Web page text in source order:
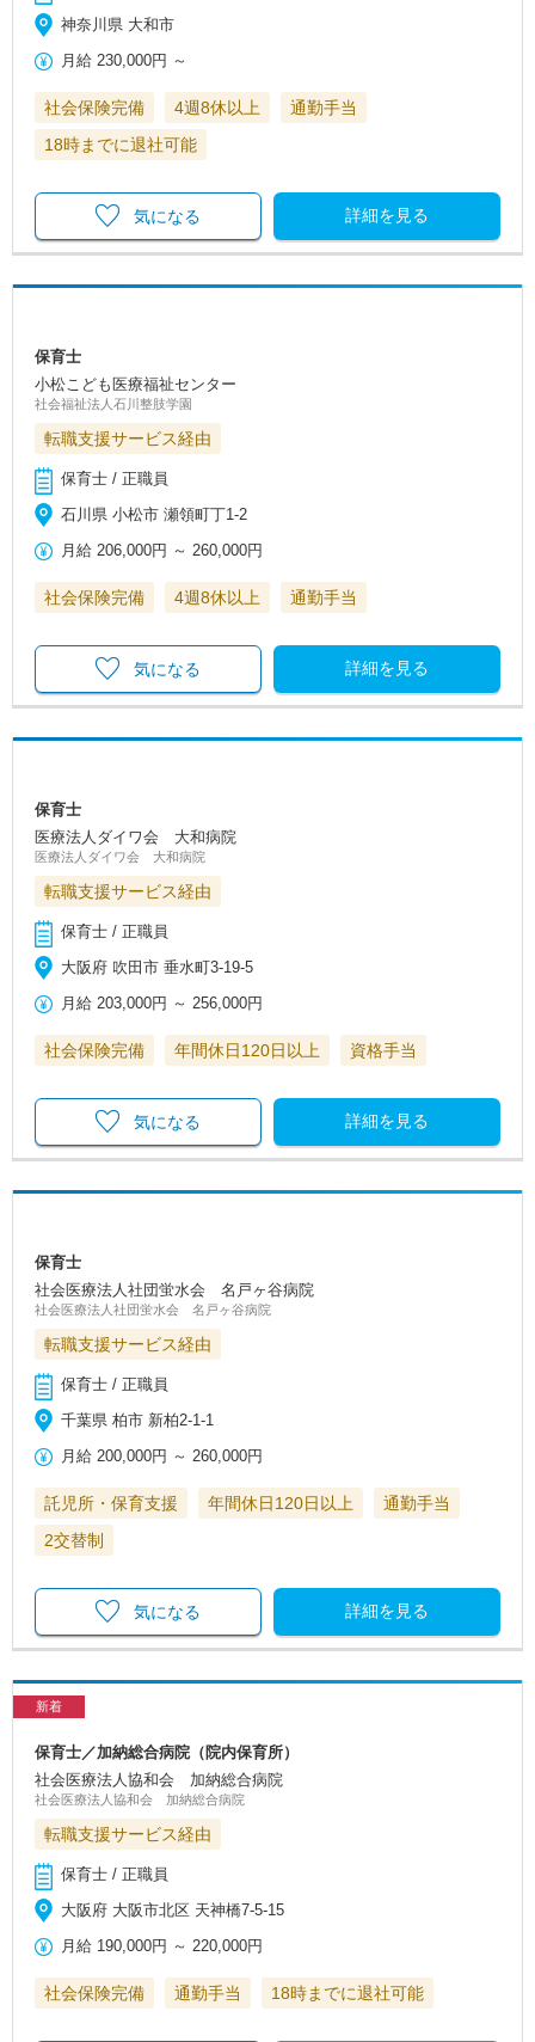
神奈川県 大和市
月給 230,000円 ～
社会保険完備 4週8休以上
通勤手当
18時までに退社可能
詳細を見る
気になる
保育士
小松こども医療福祉センター
社会福祉法人石川整肢学園
転職支援サービス経由
保育士 / 正職員
石川県 小松市 瀬領町丁1-2
月給 206,000円 ～260,000円
社会保険完備 4週8休以上 通勤手当
詳細を見る
気になる
保育士
医療法人ダイワ会 大和病院
医療法人ダイワ会 大和病院
転職支援サービス経由
保育士 / 正職員
大阪府 吹田市 垂水町3-19‐5
月給 203,000円 ～256,000円
社会保険完備 年間休日120日以上 資格手当
詳細を見る
気になる
保育士
社会医療法人社団蛍水会 名戸ヶ谷病院
社会医療法人社団蛍水会 名戸ヶ谷病院
転職支援サービス経由
保育士 / 正職員
千葉県 柏市 新柏2-1-1
月給 200,000円 ～260,000円
託児所・保育支援 年間休日120日以上
通勤手当
2交替制
詳細を見る
気になる
新着
保育士／加納総合病院（院内保育所）
社会医療法人協和会 加納総合病院
社会医療法人協和会 加納総合病院
転職支援サービス経由
保育士 / 正職員
大阪府 大阪市北区 天神橋7-5-15
月給 190,000円 ～220,000円
社会保険完備 通勤手当 18時までに退社可能